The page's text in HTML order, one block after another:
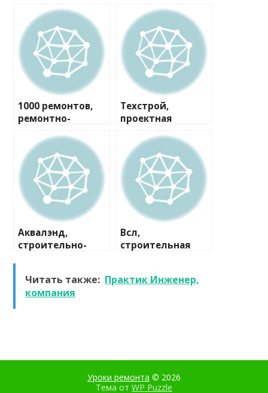
1000 ремонтов,
ремонтно-
компания
Техстрой,
проектная
Аквалэнд,
строительно-
Всл,
строительная
Читать также: Практик Инженер,
компания
Уроки ремонта © 2026
Тема от WP Puzzle